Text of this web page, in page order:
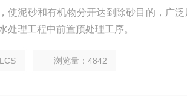
使泥砂和有机物分开达到除砂目的，广
处理工程中前置预处理工序。
浏览量：4842